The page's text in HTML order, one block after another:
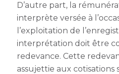
D’autre part, la
interprète versée à
l’exploitation de
interprétation doit être
redevance. Cette
assujettie aux cotisations